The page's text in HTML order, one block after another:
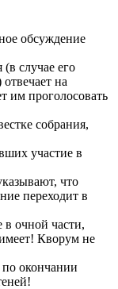
обсуждение
(в случае его
на
им проголосовать
собрания,
участие в
что
переходит в
в очной части,
Кворум не
по окончании